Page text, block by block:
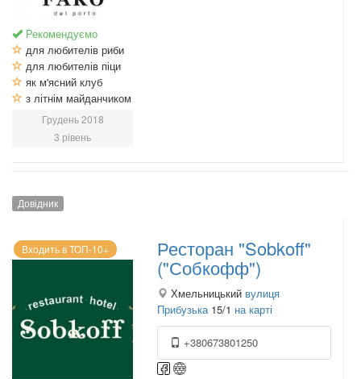
Рекомендуємо
для любителів риби
для любителів піци
як м'ясний клуб
з літнім майданчиком
Грудень 2018
3 рівень
Довідник
Входить в ТОП-10+ Ресторан "Sobkoff"
("Собкофф")
Хмельницький вулиця
Прибузька 15/1 на карті
+380673801250